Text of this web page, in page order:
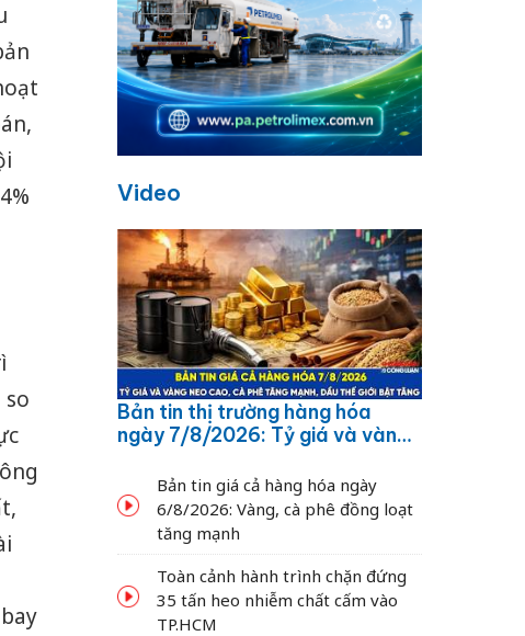
Video
Bản tin thị trường hàng hóa
ngày 7/8/2026: Tỷ giá và vàng
dầu thế giới bật tăng
Bản tin giá cả hàng hóa ngày
6/8/2026: Vàng, cà phê đồng loạt
tăng mạnh
Toàn cảnh hành trình chặn đứng
35 tấn heo nhiễm chất cấm vào
TP.HCM